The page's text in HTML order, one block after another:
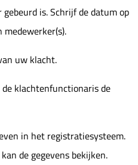
is. Schrijf de datum op
uw klacht.
klachtenfunctionaris de
in het registratiesysteem.
de gegevens bekijken.